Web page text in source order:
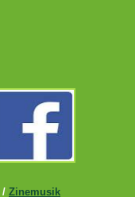
/ Zinemusik